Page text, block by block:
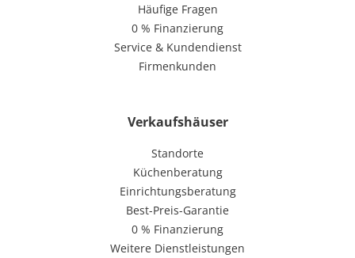
Häufige Fragen
0 % Finanzierung
Service & Kundendienst
Firmenkunden
Verkaufshäuser
Standorte
Küchenberatung
Einrichtungsberatung
Best-Preis-Garantie
0 % Finanzierung
Weitere Dienstleistungen